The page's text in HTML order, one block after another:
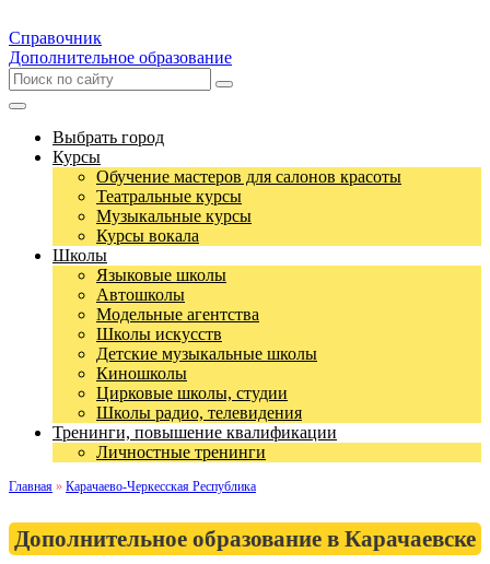
Справочник
Дополнительное образование
Выбрать город
Курсы
Обучение мастеров для салонов красоты
Театральные курсы
Музыкальные курсы
Курсы вокала
Школы
Языковые школы
Автошколы
Модельные агентства
Школы искусств
Детские музыкальные школы
Киношколы
Цирковые школы, студии
Школы радио, телевидения
Тренинги, повышение квалификации
Личностные тренинги
Главная » Карачаево-Черкесская Республика
Дополнительное образование в Карачаевске